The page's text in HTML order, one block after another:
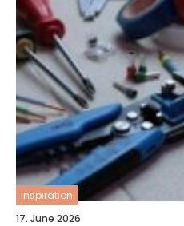
inspiration
17. June 2026